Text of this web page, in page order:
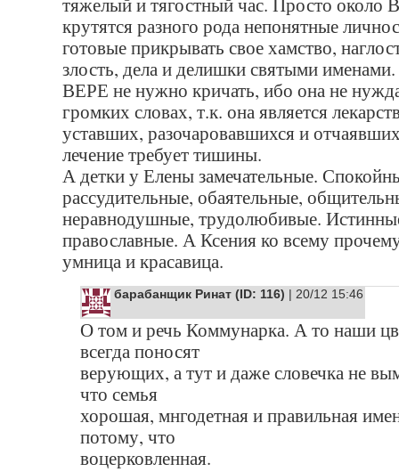
крутятся разного рода непонятные
готовые прикрывать свое хамство,
злость, дела и делишки святыми
ВЕРЕ не нужно кричать, ибо она не
громких словах, т.к. она является
уставших, разочаровавшихся и
лечение требует тишины.
А детки у Елены замечательные.
рассудительные, обаятельные,
неравнодушные, трудолюбивые.
православные. А Ксения ко всему
умница и красавица.
барабанщик Ринат (ID: 116) | 20/12 15:46
О том и речь Коммунарка. А то наши
всегда поносят
верующих, а тут и даже словечка не
что семья
хорошая, мнгодетная и правильная
потому, что
воцерковленная.